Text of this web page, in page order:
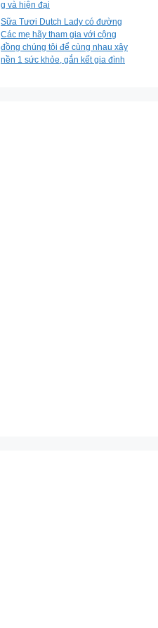
g và hiện đại
Sữa Tươi Dutch Lady có đường
Các mẹ hãy tham gia với cộng
đồng chúng tôi để cùng nhau xây
nền 1 sức khỏe, gắn kết gia đình